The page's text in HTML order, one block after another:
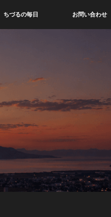
ちづるの毎日 お問い合わせ